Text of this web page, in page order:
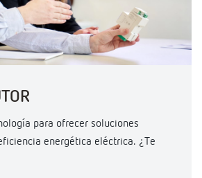
para ofrecer soluciones
energética eléctrica. ¿Te